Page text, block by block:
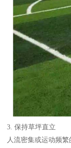
3. 保持草坪直立
人流密集或运动频繁